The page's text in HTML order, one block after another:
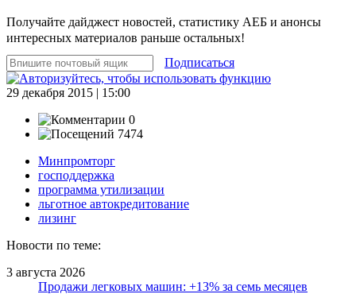
Получайте дайджест новостей, статистику АЕБ и анонсы
интересных материалов раньше остальных!
Подписаться
29 декабря 2015 | 15:00
0
7474
Минпромторг
господдержка
программа утилизации
льготное автокредитование
лизинг
Новости по теме:
3 августа 2026
Продажи легковых машин: +13% за семь месяцев